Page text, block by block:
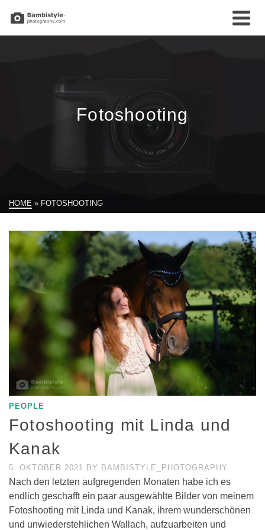
Fotoshooting
HOME » FOTOSHOOTING
PEOPLE
Fotoshooting mit Linda und
Kanak
5. OKTOBER 2021 BY BAMBISTYLE_PHOTOGRAPHY
Nach den letzten aufgregenden Monaten habe ich es
endlich geschafft ein paar ausgewählte Bilder von meinem
Fotoshooting mit Linda und Kanak, ihrem wunderschönen
und unwiederstehlichen Wallach, aufzuarbeiten und